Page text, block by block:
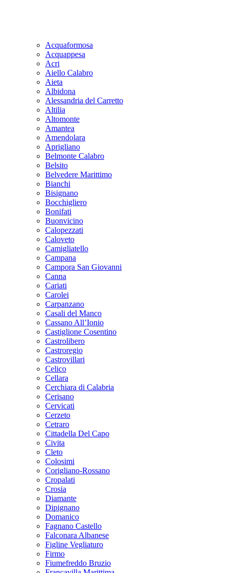
Acquaformosa
Acquappesa
Acri
Aiello Calabro
Aieta
Albidona
Alessandria del Carretto
Altilia
Altomonte
Amantea
Amendolara
Aprigliano
Belmonte Calabro
Belsito
Belvedere Marittimo
Bianchi
Bisignano
Bocchigliero
Bonifati
Buonvicino
Calopezzati
Caloveto
Camigliatello
Campana
Campora San Giovanni
Canna
Cariati
Carolei
Carpanzano
Casali del Manco
Cassano All’Ionio
Castiglione Cosentino
Castrolibero
Castroregio
Castrovillari
Celico
Cellara
Cerchiara di Calabria
Cerisano
Cervicati
Cerzeto
Cetraro
Cittadella Del Capo
Civita
Cleto
Colosimi
Corigliano-Rossano
Cropalati
Crosia
Diamante
Dipignano
Domanico
Fagnano Castello
Falconara Albanese
Figline Vegliaturo
Firmo
Fiumefreddo Bruzio